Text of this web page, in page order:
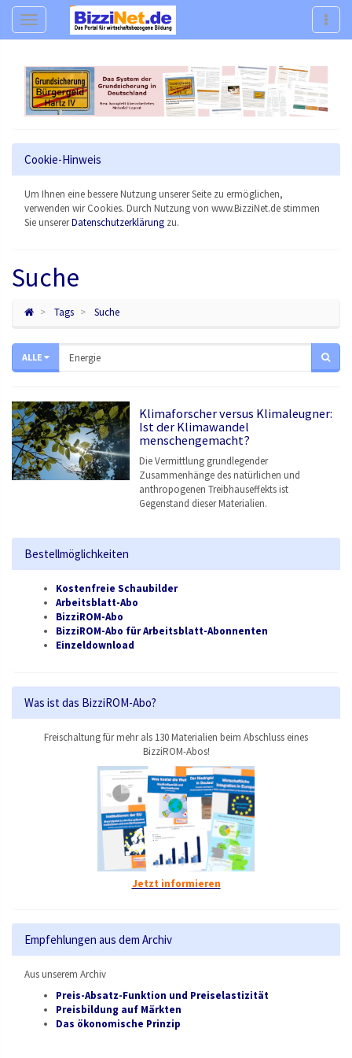
Navigation
Cookie-Hinweis
Um Ihnen eine bessere Nutzung unserer Seite zu ermöglichen,
verwenden wir Cookies. Durch Nutzung von www.BizziNet.de stimmen
Sie unsererDatenschutzerklärung zu.
Suche
Tags Suche
ALLE
Klimaforscher versus Klimaleugner:
Ist der Klimawandel
menschengemacht?
Die Vermittlung grundlegender
Zusammenhänge des natürlichen und
anthropogenen Treibhauseffekts ist
Gegenstand dieser Materialien.
Bestellmöglichkeiten
Kostenfreie Schaubilder
Arbeitsblatt-Abo
BizziROM-Abo
BizziROM-Abo für Arbeitsblatt-Abonnenten
Einzeldownload
Was ist das BizziROM-Abo?
Freischaltung für mehr als 130 Materialien beim Abschluss eines
BizziROM-Abos!
Jetzt informieren
Empfehlungen aus dem Archiv
Aus unserem Archiv
Preis-Absatz-Funktion und Preiselastizität
Preisbildung auf Märkten
Das ökonomische Prinzip